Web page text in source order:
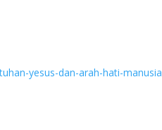
yesus-dan-arah-hati-manusia